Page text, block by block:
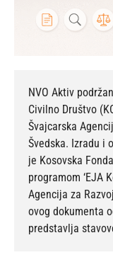
NVO Aktiv
Civilno Društvo
Švajcarska
Švedska. Izradu i
je Kosovska
programom ‘EJA
Agencija za
ovog dokumenta
predstavlja